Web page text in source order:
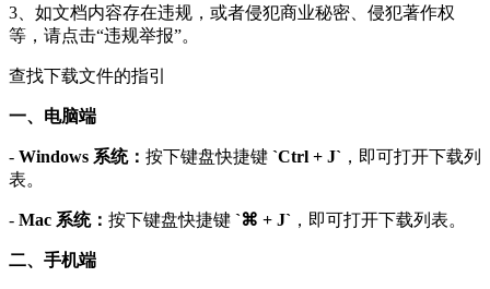
3、如文档内容存在违规，或者侵犯商业秘密、侵犯著作权
等，请点击“违规举报”。
查找下载文件的指引
一、电脑端
- Windows 系统： 按下键盘快捷键 `Ctrl + J` ，即可打开下载列
表。
- Mac 系统： 按下键盘快捷键 `⌘ + J` ，即可打开下载列表。
二、手机端